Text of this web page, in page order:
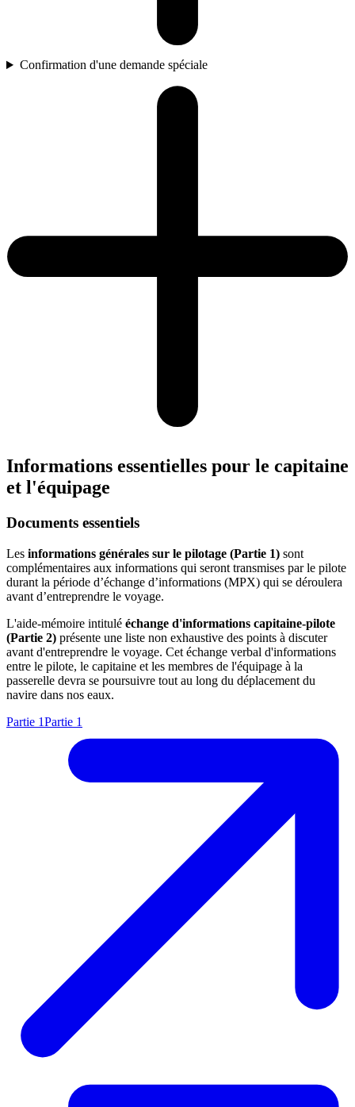
Confirmation d'une demande spéciale
Informations essentielles pour le capitaine
et l'équipage
Documents essentiels
Les informations générales sur le pilotage (Partie 1) sont
complémentaires aux informations qui seront transmises par le pilote
durant la période d’échange d’informations (MPX) qui se déroulera
avant d’entreprendre le voyage.
L'aide-mémoire intitulé échange d'informations capitaine-pilote
(Partie 2) présente une liste non exhaustive des points à discuter
avant d'entreprendre le voyage. Cet échange verbal d'informations
entre le pilote, le capitaine et les membres de l'équipage à la
passerelle devra se poursuivre tout au long du déplacement du
navire dans nos eaux.
Partie 1Partie 1